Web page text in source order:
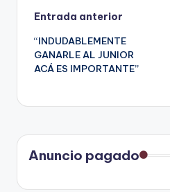
Navegación
de
entradas
Entrada anterior
“INDUDABLEMENTE
GANARLE AL JUNIOR
ACÁ ES IMPORTANTE”
Anuncio pagado